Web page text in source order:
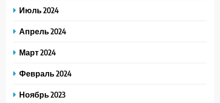
Июль 2024
Апрель 2024
Март 2024
Февраль 2024
Ноябрь 2023